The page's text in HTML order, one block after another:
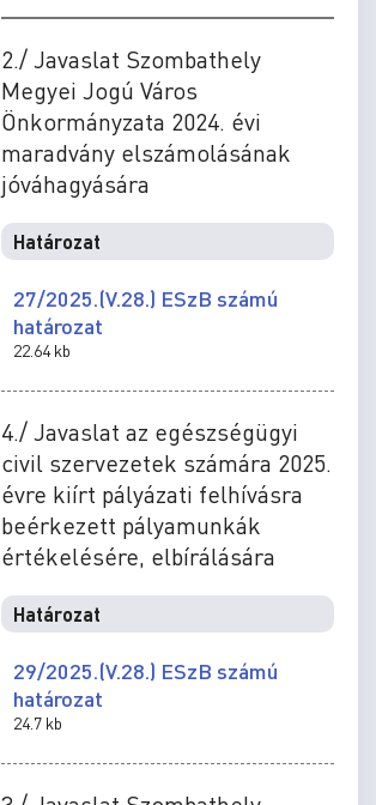
2./ Javaslat Szombathely
Megyei Jogú Város
Önkormányzata 2024. évi
maradvány elszámolásának
jóváhagyására
Határozat
27/2025.(V.28.) ESzB számú
határozat
22.64 kb
4./ Javaslat az egészségügyi
civil szervezetek számára 2025.
évre kiírt pályázati felhívásra
beérkezett pályamunkák
értékelésére, elbírálására
Határozat
29/2025.(V.28.) ESzB számú
határozat
24.7 kb